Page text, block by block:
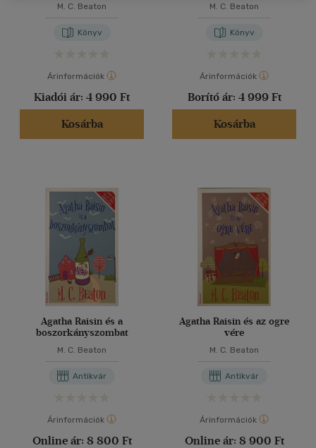
M. C. Beaton
Könyv
Árinformációk
Kiadói ár: 4 990 Ft
Kosárba
M. C. Beaton
Könyv
Árinformációk
Borító ár: 4 999 Ft
Kosárba
Agatha Raisin és a
boszorkányszombat
M. C. Beaton
Antikvár
Árinformációk
Online ár: 8 800 Ft
Agatha Raisin és az ogre
vére
M. C. Beaton
Antikvár
Árinformációk
Online ár: 8 900 Ft